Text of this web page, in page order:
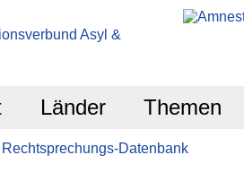
Länder Themen
Rechtsprechungs-Datenbank